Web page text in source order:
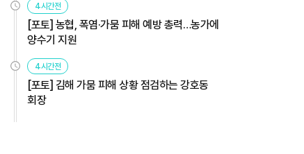
4시간전
[포토] 농협, 폭염·가뭄 피해 예방 총력…농가에
양수기 지원
4시간전
[포토] 김해 가뭄 피해 상황 점검하는 강호동
회장